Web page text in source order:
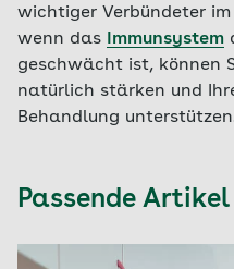
wichtiger Verbündeter
wenn das
Immunsystem
geschwächt ist, können
natürlich stärken und
Behandlung
Passende